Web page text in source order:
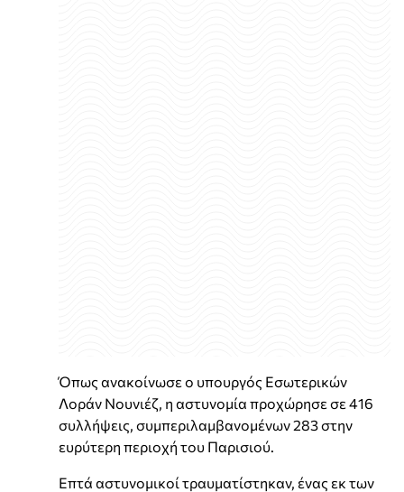
Όπως ανακοίνωσε ο υπουργός Εσωτερικών
Λοράν Νουνιέζ, η αστυνομία προχώρησε σε 416
συλλήψεις, συμπεριλαμβανομένων 283 στην
ευρύτερη περιοχή του Παρισιού.
Επτά αστυνομικοί τραυματίστηκαν, ένας εκ των